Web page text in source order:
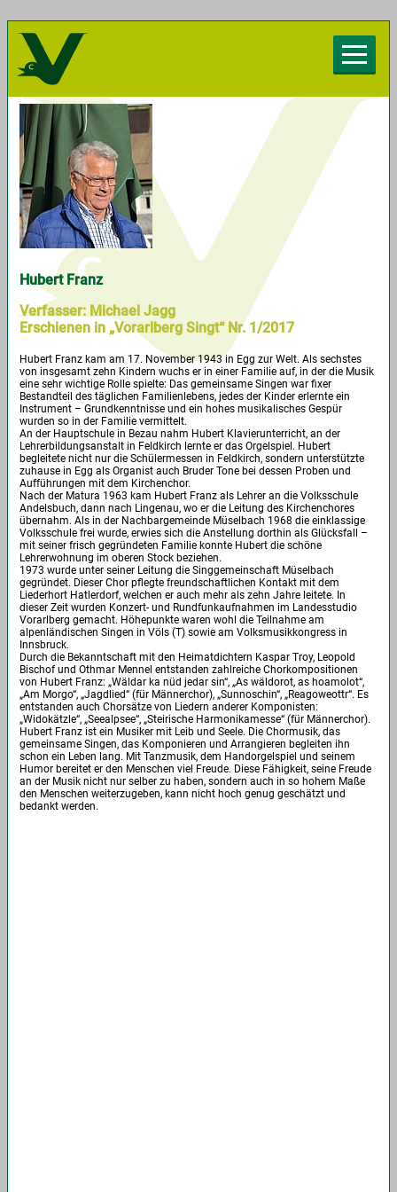
Herzlich willkommen beim Chorverband
Vorarlberg
Hubert Franz
Verfasser: Michael Jagg
Erschienen in „Vorarlberg Singt“ Nr. 1/2017
Hubert Franz kam am 17. November 1943 in Egg zur Welt. Als sechstes
von insgesamt zehn Kindern wuchs er in einer Familie auf, in der die Musik
eine sehr wichtige Rolle spielte: Das gemeinsame Singen war fixer
Bestandteil des täglichen Familienlebens, jedes der Kinder erlernte ein
Instrument – Grundkenntnisse und ein hohes musikalisches Gespür
wurden so in der Familie vermittelt.
An der Hauptschule in Bezau nahm Hubert Klavierunterricht, an der
Lehrerbildungsanstalt in Feldkirch lernte er das Orgelspiel. Hubert
begleitete nicht nur die Schülermessen in Feldkirch, sondern unterstützte
zuhause in Egg als Organist auch Bruder Tone bei dessen Proben und
Aufführungen mit dem Kirchenchor.
Nach der Matura 1963 kam Hubert Franz als Lehrer an die Volksschule
Andelsbuch, dann nach Lingenau, wo er die Leitung des Kirchenchores
übernahm. Als in der Nachbargemeinde Müselbach 1968 die einklassige
Volksschule frei wurde, erwies sich die Anstellung dorthin als Glücksfall –
mit seiner frisch gegründeten Familie konnte Hubert die schöne
Lehrerwohnung im oberen Stock beziehen.
1973 wurde unter seiner Leitung die Singgemeinschaft Müselbach
gegründet. Dieser Chor pflegte freundschaftlichen Kontakt mit dem
Liederhort Hatlerdorf, welchen er auch mehr als zehn Jahre leitete. In
dieser Zeit wurden Konzert- und Rundfunkaufnahmen im Landesstudio
Vorarlberg gemacht. Höhepunkte waren wohl die Teilnahme am
alpenländischen Singen in Völs (T) sowie am Volksmusikkongress in
Innsbruck.
Durch die Bekanntschaft mit den Heimatdichtern Kaspar Troy, Leopold
Bischof und Othmar Mennel entstanden zahlreiche Chorkompositionen
von Hubert Franz: „Wäldar ka nüd jedar sin“, „As wäldorot, as hoamolot“,
„Am Morgo“, „Jagdlied“ (für Männerchor), „Sunnoschin“, „Reagoweottr“. Es
entstanden auch Chorsätze von Liedern anderer Komponisten:
„Widokätzle“, „Seealpsee“, „Steirische Harmonikamesse“ (für Männerchor).
Hubert Franz ist ein Musiker mit Leib und Seele. Die Chormusik, das
gemeinsame Singen, das Komponieren und Arrangieren begleiten ihn
schon ein Leben lang. Mit Tanzmusik, dem Handorgelspiel und seinem
Humor bereitet er den Menschen viel Freude. Diese Fähigkeit, seine Freude
an der Musik nicht nur selber zu haben, sondern auch in so hohem Maße
den Menschen weiterzugeben, kann nicht hoch genug geschätzt und
bedankt werden.